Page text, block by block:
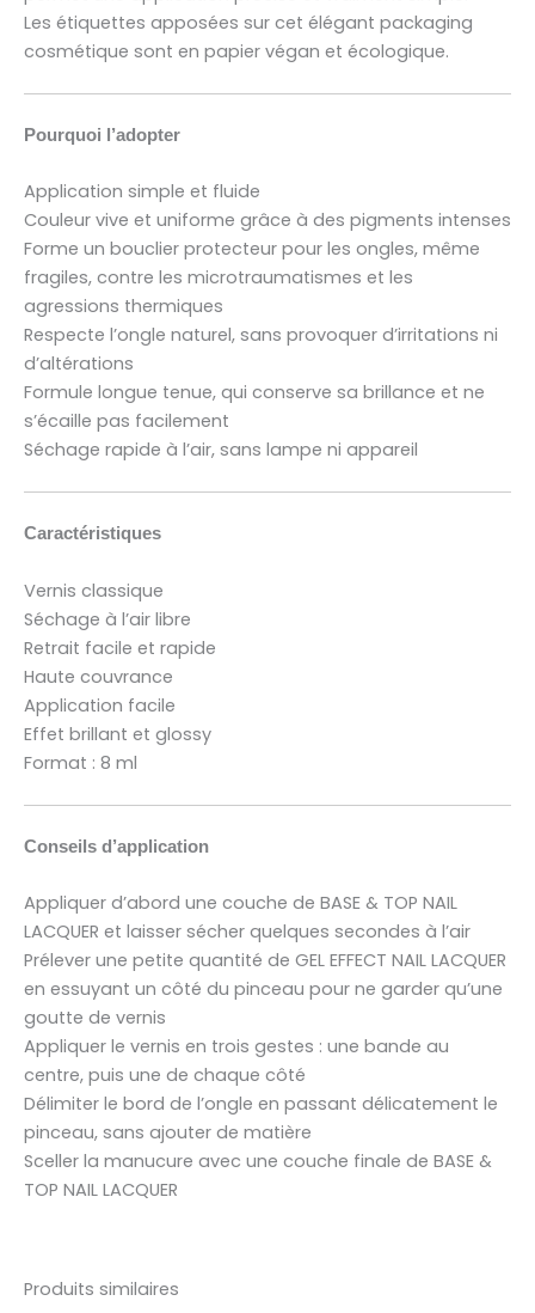
Les étiquettes apposées sur cet élégant packaging
cosmétique sont en papier végan et écologique.
Pourquoi l’adopter
Application simple et fluide
Couleur vive et uniforme grâce à des pigments intenses
Forme un bouclier protecteur pour les ongles, même
fragiles, contre les microtraumatismes et les
agressions thermiques
Respecte l’ongle naturel, sans provoquer d’irritations ni
d’altérations
Formule longue tenue, qui conserve sa brillance et ne
s’écaille pas facilement
Séchage rapide à l’air, sans lampe ni appareil
Caractéristiques
Vernis classique
Séchage à l’air libre
Retrait facile et rapide
Haute couvrance
Application facile
Effet brillant et glossy
Format : 8 ml
Conseils d’application
Appliquer d’abord une couche de BASE & TOP NAIL
LACQUER et laisser sécher quelques secondes à l’air
Prélever une petite quantité de GEL EFFECT NAIL LACQUER
en essuyant un côté du pinceau pour ne garder qu’une
goutte de vernis
Appliquer le vernis en trois gestes : une bande au
centre, puis une de chaque côté
Délimiter le bord de l’ongle en passant délicatement le
pinceau, sans ajouter de matière
Sceller la manucure avec une couche finale de BASE &
TOP NAIL LACQUER
Produits similaires